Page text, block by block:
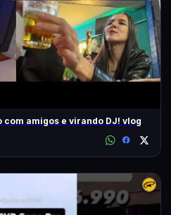
amigos e virando DJ! vlog